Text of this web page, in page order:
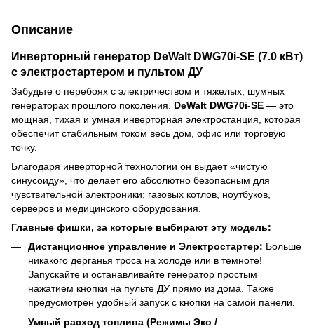
Описание
Инверторный генератор DeWalt DWG70i-SE (7.0 кВт)
с электростартером и пультом ДУ
Забудьте о перебоях с электричеством и тяжелых, шумных
генераторах прошлого поколения. DeWalt DWG70i-SE — это
мощная, тихая и умная инверторная электростанция, которая
обеспечит стабильным током весь дом, офис или торговую
точку.
Благодаря инверторной технологии он выдает «чистую
синусоиду», что делает его абсолютно безопасным для
чувствительной электроники: газовых котлов, ноутбуков,
серверов и медицинского оборудования.
Главные фишки, за которые выбирают эту модель:
Дистанционное управление и Электростартер: Больше
никакого дерганья троса на холоде или в темноте!
Запускайте и останавливайте генератор простым
нажатием кнопки на пульте ДУ прямо из дома. Также
предусмотрен удобный запуск с кнопки на самой панели.
Умный расход топлива (Режимы Эко /